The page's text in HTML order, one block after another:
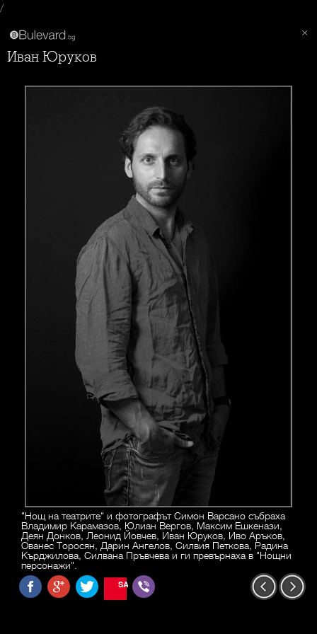
/
Иван Юруков
"Нощ на театрите" и фотографът Симон Варсано събраха
Владимир Карамазов, Юлиан Вергов, Максим Ешкенази,
Деян Донков, Леонид Йовчев, Иван Юруков, Иво Аръков,
Ованес Торосян, Дарин Ангелов, Силвия Петкова, Радина
Кърджилова, Силвана Пръвчева и ги превърнаха в "Нощни
персонажи".
SAVE